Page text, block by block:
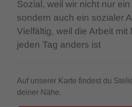
Sozial, weil wir nicht nur
sondern auch ein sozialer
Vielfältig, weil die Arbeit mit
jeden Tag anders ist
Auf unserer Karte findest du
deiner Nähe.